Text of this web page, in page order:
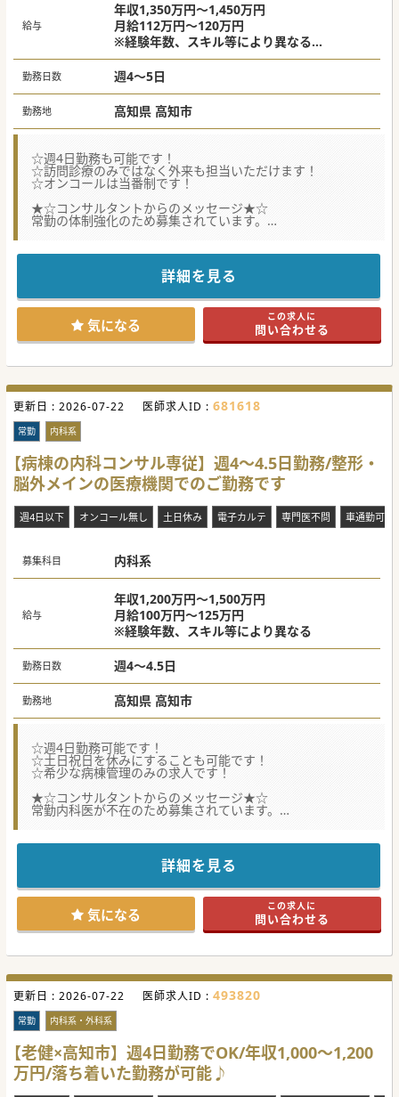
給与
年収1,350万円～1,450万円
月給112万円～120万円
※経験年数、スキル等により異なる
上記は週4.5日の場合
勤務日数 週4～5日
勤務地 高知県 高知市
☆週4日勤務も可能です！
☆訪問診療のみではなく外来も担当いただけます！
☆オンコールは当番制です！
★☆コンサルタントからのメッセージ★☆
常勤の体制強化のため募集されています。
個人宅への訪問診療がメインです。
詳細を見る
気になる この求人に
問い合わせる
更新日 : 2026-07-22 医師求人ID : 681618
常勤 内科系
【病棟の内科コンサル専従】週4～4.5日勤務/整形・
脳外メインの医療機関でのご勤務です
週4日以下 オンコール無し 土日休み 電子カルテ 専門医不問 車通勤可
募集科目 内科系
給与
年収1,200万円～1,500万円
月給100万円～125万円
※経験年数、スキル等により異なる
勤務日数 週4～4.5日
勤務地 高知県 高知市
☆週4日勤務可能です！
☆土日祝日を休みにすることも可能です！
☆希少な病棟管理のみの求人です！
★☆コンサルタントからのメッセージ★☆
常勤内科医が不在のため募集されています。
脳神経外科と整形外科をメインに対応されている医療機関で
病棟コンサルのみの働き方にご興味がある方必見です♪
詳細を見る
気になる この求人に
問い合わせる
更新日 : 2026-07-22 医師求人ID : 493820
常勤 内科系・外科系
【老健×高知市】週4日勤務でOK/年収1,000～1,200
万円/落ち着いた勤務が可能♪